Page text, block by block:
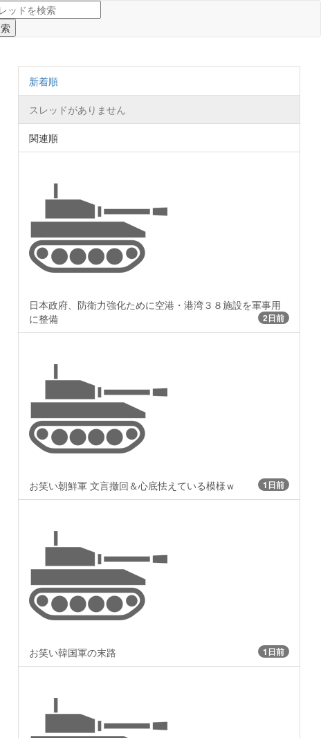
新着順
スレッドがありません
関連順
日本政府、防衛力強化ために空港・港湾３８施設を軍事用
に整備
2日前
お笑い朝鮮軍 文言撤回＆心底怯えている模様ｗ 1日前
お笑い韓国軍の末路 1日前